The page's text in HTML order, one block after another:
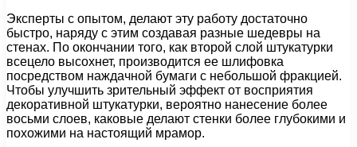
Эксперты с опытом, делают эту работу достаточно
быстро, наряду с этим создавая разные шедевры на
стенах. По окончании того, как второй слой штукатурки
всецело высохнет, производится ее шлифовка
посредством наждачной бумаги с небольшой фракцией.
Чтобы улучшить зрительный эффект от восприятия
декоративной штукатурки, вероятно нанесение более
восьми слоев, каковые делают стенки более глубокими и
похожими на настоящий мрамор.